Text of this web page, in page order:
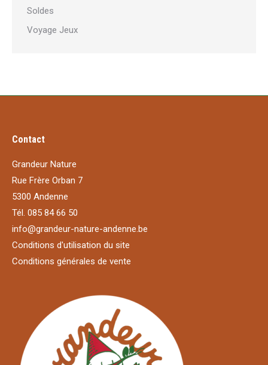
Soldes
Voyage Jeux
Contact
Grandeur Nature
Rue Frère Orban 7
5300 Andenne
Tél. 085 84 66 50
info@grandeur-nature-andenne.be
Conditions d'utilisation du site
Conditions générales de vente